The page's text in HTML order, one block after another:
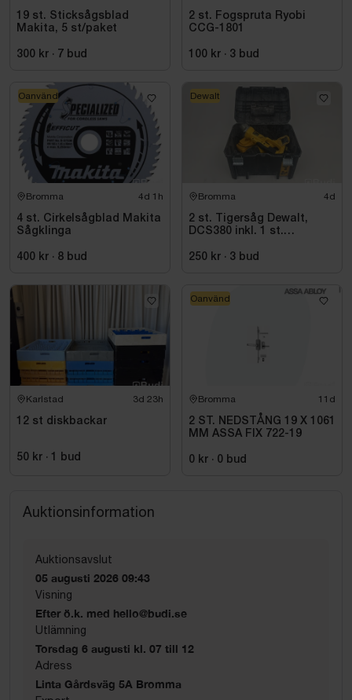
19 st. Sticksågsblad
Makita, 5 st/paket
300 kr · 7 bud
2 st. Fogspruta Ryobi
CCG-1801
100 kr · 3 bud
Bromma 4d 1h
4 st. Cirkelsågblad Makita
Sågklinga
400 kr · 8 bud
Oanvänd
Bromma 4d
2 st. Tigersåg Dewalt,
DCS380 inkl. 1 st.
250 kr · 3 bud
Dewalt
Karlstad 3d 23h
12 st diskbackar
50 kr · 1 bud
Bromma 11d
2 ST. NEDSTÅNG 19 X 1061
MM ASSA FIX 722-19
0 kr · 0 bud
Oanvänd
Auktionsinformation
Auktionsavslut
05 augusti 2026 09:43
Visning
Efter ö.k. med hello@budi.se
Utlämning
Torsdag 6 augusti kl. 07 till 12
Adress
Linta Gårdsväg 5A Bromma